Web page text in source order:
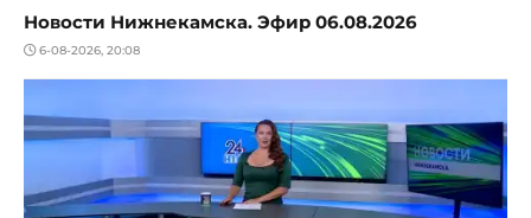
Новости Нижнекамска. Эфир 06.08.2026
6-08-2026, 20:08